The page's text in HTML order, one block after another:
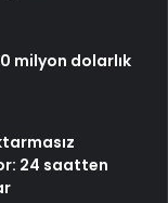
milyon dolarlık
24 saatten